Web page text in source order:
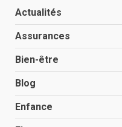
Actualités
Assurances
Bien-être
Blog
Enfance